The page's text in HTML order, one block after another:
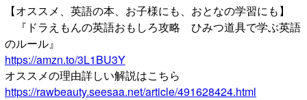
【オススメ、英語の本、お子様にも、おとなの学習にも】
『ドラえもんの英語おもしろ攻略 ひみつ道具で学ぶ英語
のルール』
https://amzn.to/3L1BU3Y
オススメの理由詳しい解説はこちら
https://rawbeauty.seesaa.net/article/491628424.html